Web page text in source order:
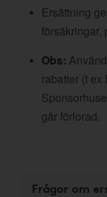
Ersättning
försäkringar,
Obs:
rabatter (t ex
går förlorad.
Frågor om